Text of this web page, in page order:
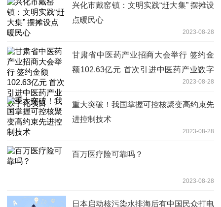
兴化市戴窑镇：文明实践“赶大集” 摆摊设
点暖民心
2023-08-28
甘肃省中医药产业招商大会举行 签约金
额102.63亿元 首次引进中医药产业数字
2023-08-28
重大突破！我国掌握可控核聚变高约束先
进控制技术
2023-08-28
百万医疗险可靠吗？
2023-08-28
日本启动核污染水排海后有中国民众打电